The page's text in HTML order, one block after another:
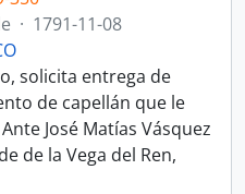
· 1791-11-08
solicita entrega de
de capellán que le
José Matías Vásquez
de la Vega del Ren,